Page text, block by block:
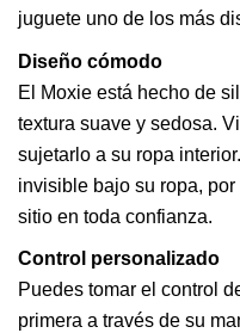
juguete uno de los más
Diseño cómodo
El Moxie está hecho de
textura suave y sedosa.
sujetarlo a su ropa
invisible bajo su ropa,
sitio en toda confianza.
Control personalizado
Puedes tomar el control
primera a través de su